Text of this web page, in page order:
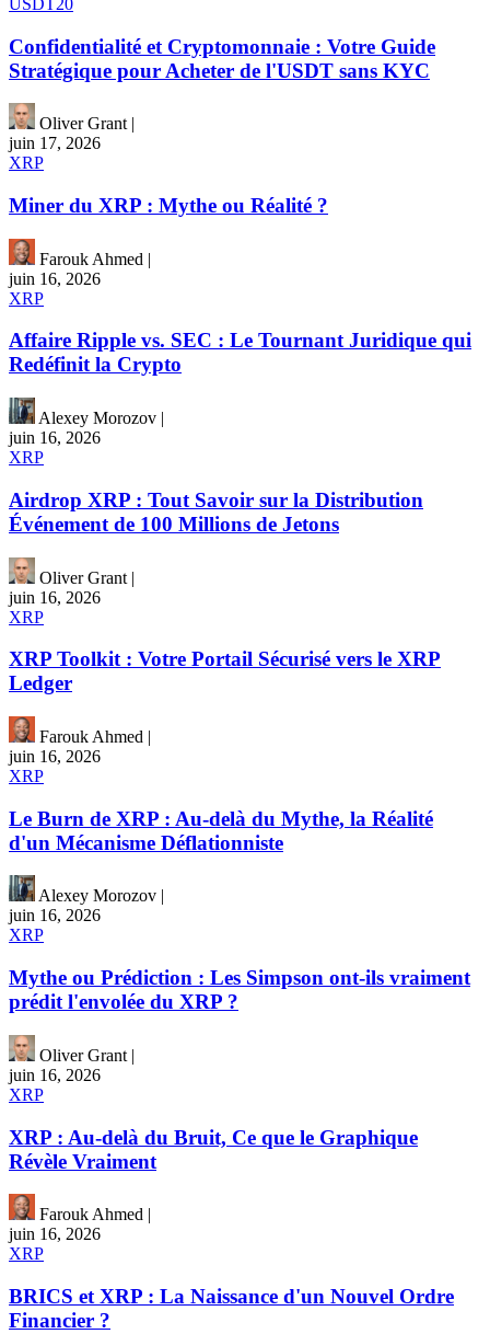
Confidentialité et Cryptomonnaie : Votre Guide
Stratégique pour Acheter de l'USDT sans KYC
Oliver Grant |
juin 17, 2026
XRP
Miner du XRP : Mythe ou Réalité ?
Farouk Ahmed |
juin 16, 2026
XRP
Affaire Ripple vs. SEC : Le Tournant Juridique qui
Redéfinit la Crypto
Alexey Morozov |
juin 16, 2026
XRP
Airdrop XRP : Tout Savoir sur la Distribution
Événement de 100 Millions de Jetons
Oliver Grant |
juin 16, 2026
XRP
XRP Toolkit : Votre Portail Sécurisé vers le XRP
Ledger
Farouk Ahmed |
juin 16, 2026
XRP
Le Burn de XRP : Au-delà du Mythe, la Réalité
d'un Mécanisme Déflationniste
Alexey Morozov |
juin 16, 2026
XRP
Mythe ou Prédiction : Les Simpson ont-ils vraiment
prédit l'envolée du XRP ?
Oliver Grant |
juin 16, 2026
XRP
XRP : Au-delà du Bruit, Ce que le Graphique
Révèle Vraiment
Farouk Ahmed |
juin 16, 2026
XRP
BRICS et XRP : La Naissance d'un Nouvel Ordre
Financier ?